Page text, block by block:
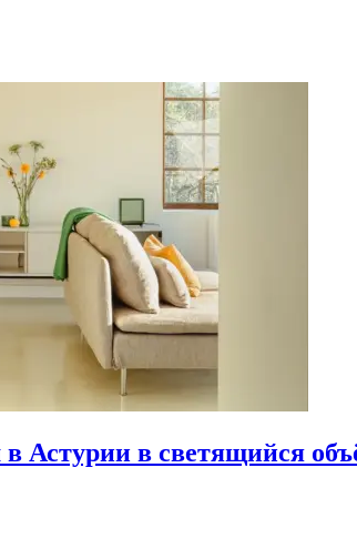
Астурии в светящийся